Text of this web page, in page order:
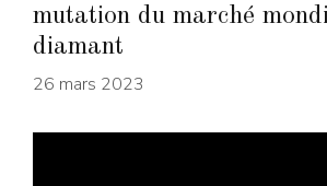
mutation du marché
diamant
26 mars 2023